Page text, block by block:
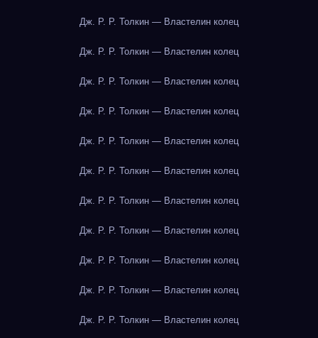
Дж. Р. Р. Толкин — Властелин колец
Дж. Р. Р. Толкин — Властелин колец
Дж. Р. Р. Толкин — Властелин колец
Дж. Р. Р. Толкин — Властелин колец
Дж. Р. Р. Толкин — Властелин колец
Дж. Р. Р. Толкин — Властелин колец
Дж. Р. Р. Толкин — Властелин колец
Дж. Р. Р. Толкин — Властелин колец
Дж. Р. Р. Толкин — Властелин колец
Дж. Р. Р. Толкин — Властелин колец
Дж. Р. Р. Толкин — Властелин колец